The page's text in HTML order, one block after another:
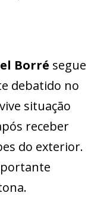
Borré segue
debatido no
situação
receber
do exterior.